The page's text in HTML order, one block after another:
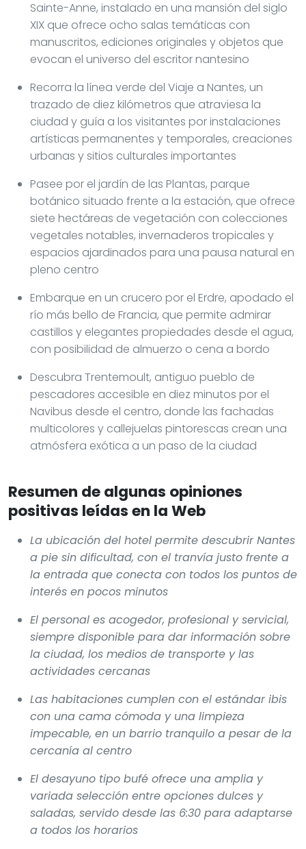
Sainte-Anne, instalado en una mansión del siglo
XIX que ofrece ocho salas temáticas con
manuscritos, ediciones originales y objetos que
evocan el universo del escritor nantesino
Recorra la línea verde del Viaje a Nantes, un
trazado de diez kilómetros que atraviesa la
ciudad y guía a los visitantes por instalaciones
artísticas permanentes y temporales, creaciones
urbanas y sitios culturales importantes
Pasee por el jardín de las Plantas, parque
botánico situado frente a la estación, que ofrece
siete hectáreas de vegetación con colecciones
vegetales notables, invernaderos tropicales y
espacios ajardinados para una pausa natural en
pleno centro
Embarque en un crucero por el Erdre, apodado el
río más bello de Francia, que permite admirar
castillos y elegantes propiedades desde el agua,
con posibilidad de almuerzo o cena a bordo
Descubra Trentemoult, antiguo pueblo de
pescadores accesible en diez minutos por el
Navibus desde el centro, donde las fachadas
multicolores y callejuelas pintorescas crean una
atmósfera exótica a un paso de la ciudad
Resumen de algunas opiniones
positivas leídas en la Web
La ubicación del hotel permite descubrir Nantes
a pie sin dificultad, con el tranvía justo frente a
la entrada que conecta con todos los puntos de
interés en pocos minutos
El personal es acogedor, profesional y servicial,
siempre disponible para dar información sobre
la ciudad, los medios de transporte y las
actividades cercanas
Las habitaciones cumplen con el estándar ibis
con una cama cómoda y una limpieza
impecable, en un barrio tranquilo a pesar de la
cercanía al centro
El desayuno tipo bufé ofrece una amplia y
variada selección entre opciones dulces y
saladas, servido desde las 6:30 para adaptarse
a todos los horarios